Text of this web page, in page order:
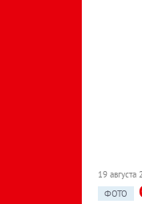
19 августа
ФОТО